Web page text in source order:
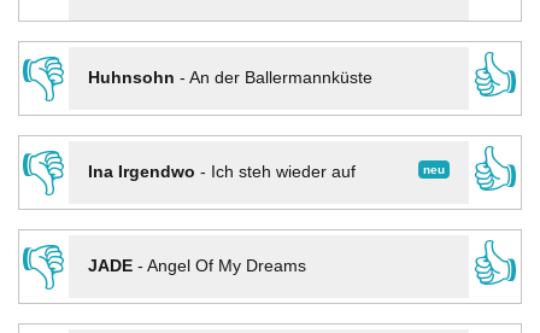
👎
Huhnsohn - An der Ballermannküste
👍
👎
neu
Ina Irgendwo - Ich steh wieder auf
👍
👎
JADE- Angel Of My Dreams
👍